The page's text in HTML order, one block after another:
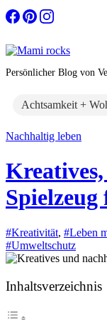
Zum
Inhalt
Persönlicher Blog von
Achtsamkeit +
Nachhaltig leben
#Kreativität, #Leben
#Umweltschutz
Inhaltsverzeichnis